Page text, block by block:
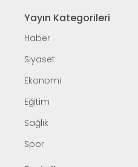
Yayın Kategorileri
Haber
Siyaset
Ekonomi
Eğitim
Sağlık
Spor